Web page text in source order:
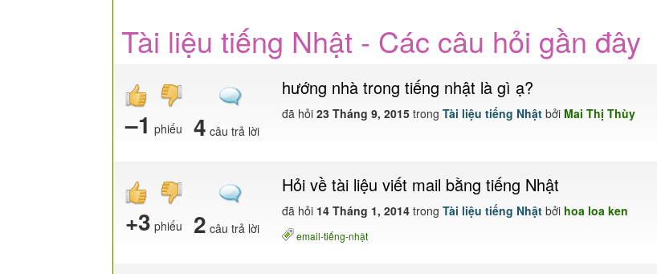
Tài liệu tiếng Nhật - Các câu hỏi gần đây
–1 phiếu 4 câu trả lời
hướng nhà trong tiếng nhật là gì ạ?
đã hỏi 23 Tháng 9, 2015 trong Tài liệu tiếng Nhật bởi Mai Thị Thùy
+3 phiếu 2 câu trả lời
Hỏi về tài liệu viết mail bằng tiếng Nhật
đã hỏi 14 Tháng 1, 2014 trong Tài liệu tiếng Nhật bởi hoa loa ken
email-tiếng-nhật